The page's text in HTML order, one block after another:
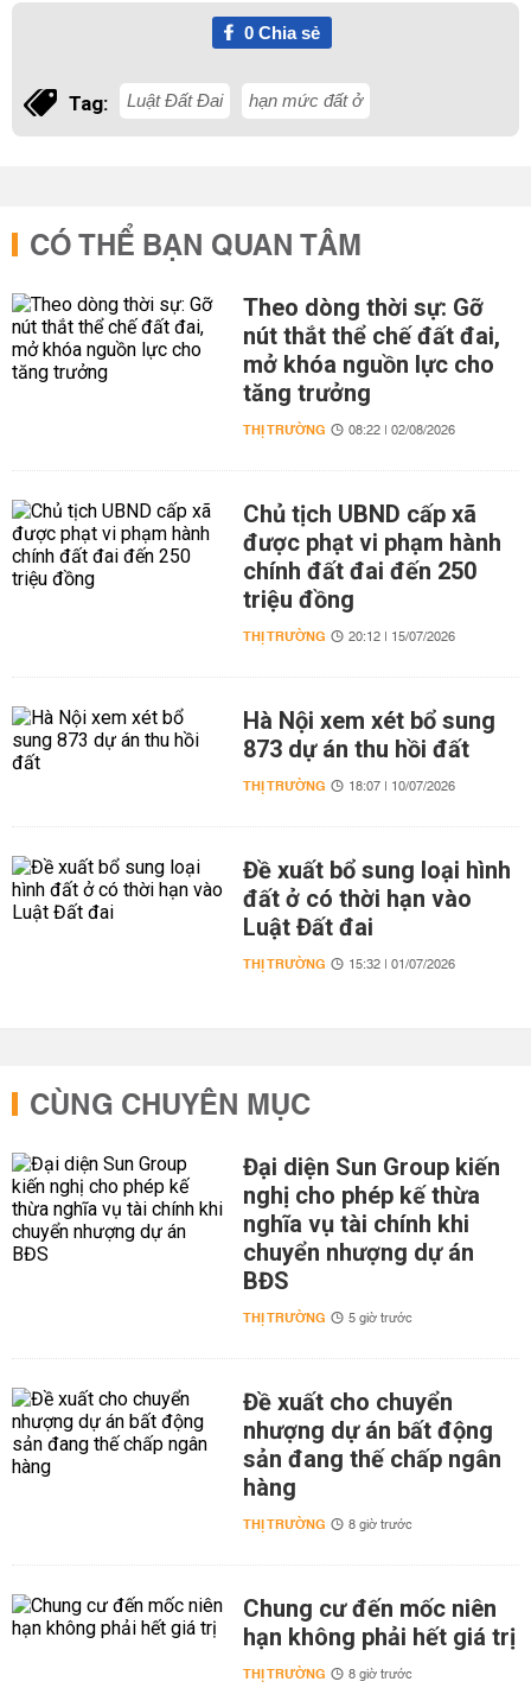
0Chia sẻ
Tag: Luật Đất Đai hạn mức đất ở
CÓ THỂ BẠN QUAN TÂM
Theo dòng thời sự: Gỡ
nút thắt thể chế đất đai,
mở khóa nguồn lực cho
tăng trưởng
THỊ TRƯỜNG 08:22 | 02/08/2026
Chủ tịch UBND cấp xã
được phạt vi phạm hành
chính đất đai đến 250
triệu đồng
THỊ TRƯỜNG 20:12 | 15/07/2026
Hà Nội xem xét bổ sung
873 dự án thu hồi đất
THỊ TRƯỜNG 18:07 | 10/07/2026
Đề xuất bổ sung loại hình
đất ở có thời hạn vào
Luật Đất đai
THỊ TRƯỜNG 15:32 | 01/07/2026
CÙNG CHUYÊN MỤC
Đại diện Sun Group kiến
nghị cho phép kế thừa
nghĩa vụ tài chính khi
chuyển nhượng dự án
BĐS
THỊ TRƯỜNG 5 giờ trước
Đề xuất cho chuyển
nhượng dự án bất động
sản đang thế chấp ngân
hàng
THỊ TRƯỜNG 8 giờ trước
Chung cư đến mốc niên
hạn không phải hết giá trị
THỊ TRƯỜNG 8 giờ trước